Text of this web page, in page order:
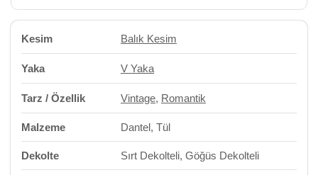
Kesim Balık Kesim
Yaka V Yaka
Tarz / Özellik Vintage, Romantik
Malzeme Dantel, Tül
Dekolte Sırt Dekolteli, Göğüs Dekolteli